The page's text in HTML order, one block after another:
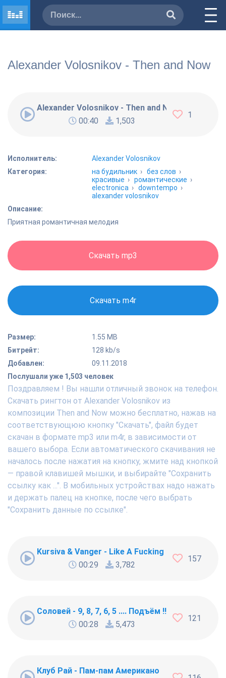
Alexander Volosnikov - Then and Now
Alexander Volosnikov - Then and Now
00:40
1,503
1
Исполнитель:
Alexander Volosnikov
Категория:
на будильник ›без слов ›
красивые ›романтические ›
electronica ›downtempo ›
alexander volosnikov
Описание:
Приятная романтичная мелодия
Скачать mp3
Скачать m4r
Размер:
1.55 MB
Битрейт:
128 kb/s
Добавлен:
09.11.2018
Послушали уже 1,503 человек
Поздравляем ! Вы нашли отличный звонок на телефон.
Скачать рингтон от Alexander Volosnikov из
композиции Then and Now можно бесплатно, нажав на
соответствующюю кнопку "Скачать", файл будет
скачан в формате mp3 или m4r, в зависимости от
вашего выбора. Если автоматического скачивания не
началось после нажатия на кнопку, жмите над кнопкой
— правой клавишей мышки, и выбирайте "Сохранить
ссылку как ...". В мобильных устройствах надо нажать
и держать палец на кнопке, после чего выбрать
"Сохранить данные по ссылке".
Kursiva & Vanger - Like A Fucking Newbie
00:29
3,782
157
Соловей - 9, 8, 7, 6, 5 .... Подъём !!!
00:28
5,473
121
Клуб Рай - Пам-пам Американо